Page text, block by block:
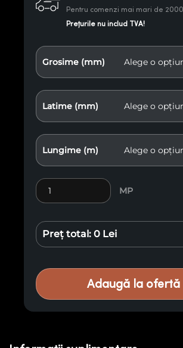
Pentru comenzi mai mari de
Prețurile nu includ TVA!
Grosime (mm)
Latime (mm)
Lungime (m)
Cantitate Lambriu Premium M32
MP
Preț total: 0 Lei
Adaugă la ofertă